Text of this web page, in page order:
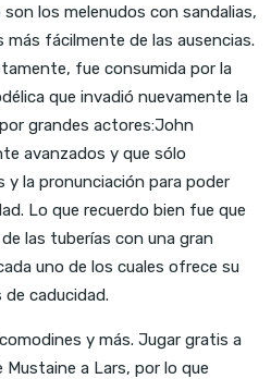
los melenudos con sandalias,
fácilmente de las ausencias.
fue consumida por la
que invadió nuevamente la
grandes actores:John
avanzados y que sólo
la pronunciación para poder
Lo que recuerdo bien fue que
las tuberías con una gran
uno de los cuales ofrece su
caducidad.
y más. Jugar gratis a
a Lars, por lo que